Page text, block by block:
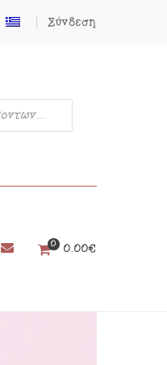
Σύνδεση
0 0.00€